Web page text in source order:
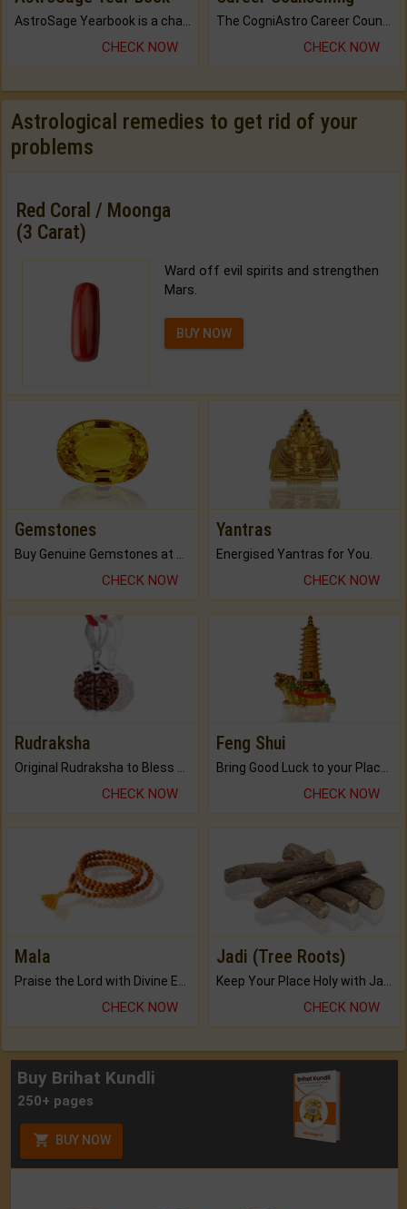
AstroSage Yearbook is a channel to fulfill your dreams and destiny.
CHECK NOW
The CogniAstro Career Counselling Report is the most comprehensive report available on this topic.
CHECK NOW
Astrological remedies to get rid of your
problems
Red Coral / Moonga
(3 Carat)
Ward off evil spirits and strengthen
Mars.
BUY NOW
Gemstones
CHECK NOW
Yantras
Energised Yantras for You.
CHECK NOW
Rudraksha
CHECK NOW
Feng Shui
CHECK NOW
Mala
CHECK NOW
Jadi (Tree Roots)
CHECK NOW
Buy Brihat Kundli
250+ pages
BUY NOW